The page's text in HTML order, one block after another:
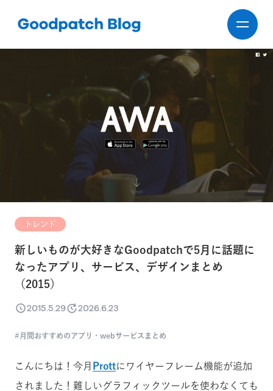
トレンド
新しいものが大好きなGoodpatchで5月に話題に
なったアプリ、サービス、デザインまとめ
（2015）
2015.5.29 2026.6.23
月間おすすめのアプリ・webサービスまとめ
こんにちは！今月 Prottにワイヤーフレーム機能が追加
されました！難しいグラフィックツールを使わなくても